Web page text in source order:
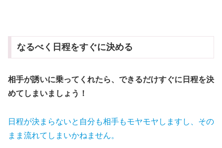
なるべく日程をすぐに決める
相手が誘いに乗ってくれたら、できるだけすぐに日程を決
めてしまいましょう！
日程が決まらないと自分も相手もモヤモヤしますし、その
まま流れてしまいかねません。